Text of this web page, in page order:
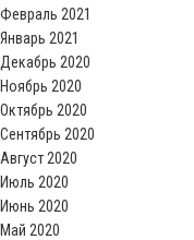
Февраль 2021
Январь 2021
Декабрь 2020
Ноябрь 2020
Октябрь 2020
Сентябрь 2020
Август 2020
Июль 2020
Июнь 2020
Май 2020